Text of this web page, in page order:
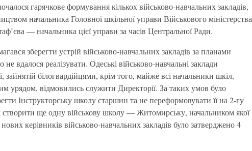
гарячкове формування кількох військово-навчальних закладів,
начальника Головної шкільної управи Військового міністерства
— начальника цієї управи за часів Центральної Ради.
зберегти устрій військово-навчальних закладів за планами
вдалося реалізувати. Одеські військово-навчальні заклади
зайнятій білогвардійцями, крім того, майже всі начальники шкіл,
урядом, відмовились служити Директорії. За таких умов було
Інструкторську школу старшин та не переформовувати її на 2-гу
створити ще одну військову школу — Житомирську, начальником якої
керівників військово-навчальних закладів було затверджено 4